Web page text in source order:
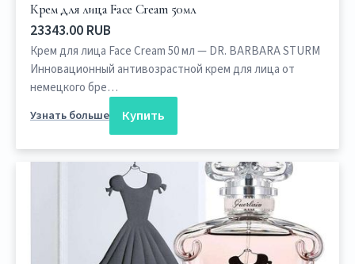
Крем для лица Face Cream 50мл
23343.00 RUB
Крем для лица Face Cream 50 мл — DR. BARBARA STURM
Инновационный антивозрастной крем для лица от
немецкого бре…
Узнать больше
Купить